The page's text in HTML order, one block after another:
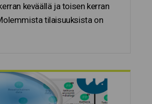
keväällä ja toisen kerran
tilaisuuksista on